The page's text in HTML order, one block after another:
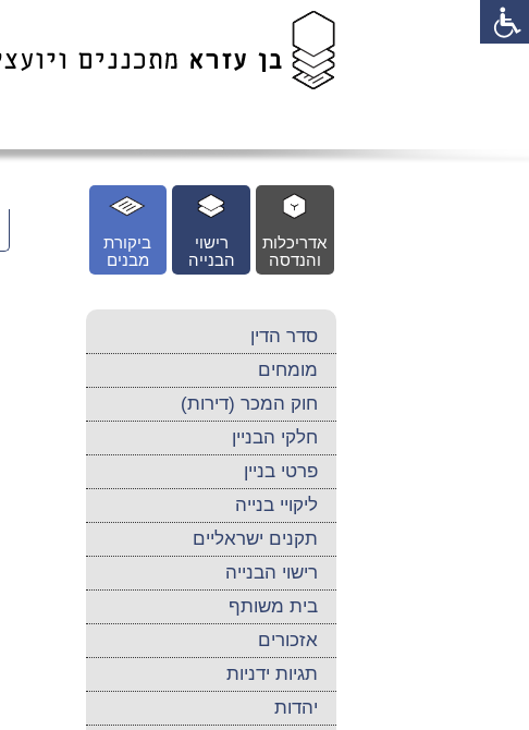
ביקורת
מבנים
רישוי
הבנייה
אדריכלות
והנדסה
סדר הדין
מומחים
חוק המכר (דירות)
חלקי הבניין
פרטי בניין
ליקויי בנייה
תקנים ישראליים
רישוי הבנייה
בית משותף
אזכורים
תגיות ידניות
יהדות